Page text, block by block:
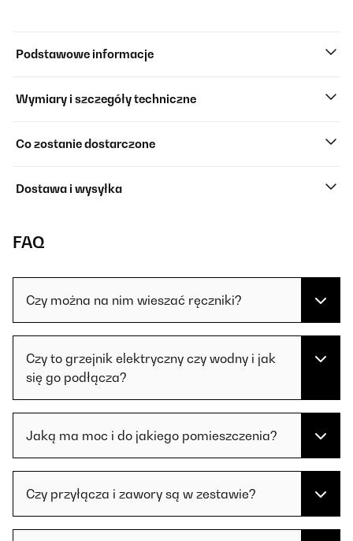
Podstawowe informacje
Wymiary i szczegóły techniczne
Co zostanie dostarczone
Dostawa i wysyłka
FAQ
Czy można na nim wieszać ręczniki?
Czy to grzejnik elektryczny czy wodny i jak
się go podłącza?
Jaką ma moc i do jakiego pomieszczenia?
Czy przyłącza i zawory są w zestawie?